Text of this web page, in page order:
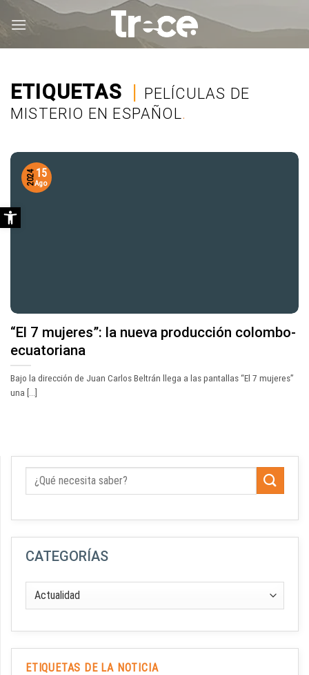
ETIQUETAS | PELÍCULAS DE
MISTERIO EN ESPAÑOL.
“El 7 mujeres”: la nueva producción colombo-
ecuatoriana
Bajo la dirección de Juan Carlos Beltrán llega a las pantallas “El 7 mujeres”
una [...]
15
Ago
2024
CATEGORÍAS
ETIQUETAS DE LA NOTICIA
Abrir barra de herramientas